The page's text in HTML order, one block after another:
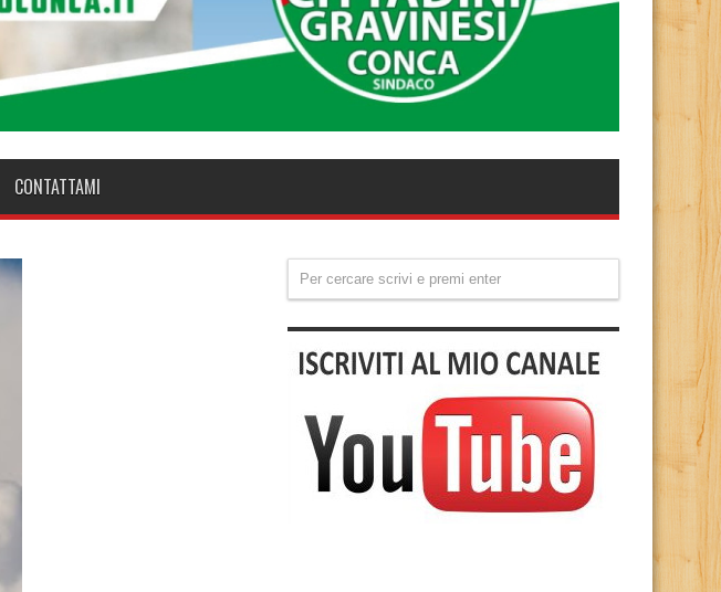
CONTATTAMI